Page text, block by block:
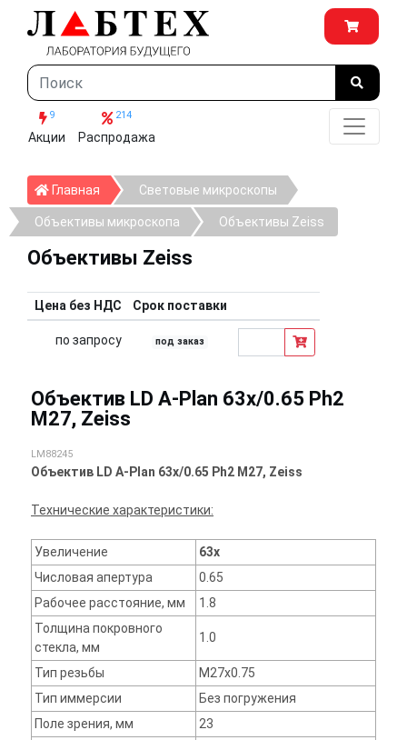
9
Акции
214
Распродажа
Главная ГлавнаяСветовые микроскопы
Объективы микроскопа Объективы Zeiss
Объективы Zeiss
Цена без НДС Срок поставки
по запросу под заказ
Объектив LD A-Plan 63x/0.65 Ph2
M27, Zeiss
LM88245
Объектив LD A-Plan 63x/0.65 Ph2 M27, Zeiss
Технические характеристики:
Увеличение
63x
Числовая апертура
0.65
Рабочее расстояние, мм
1.8
Толщина покровного
стекла, мм
1.0
Тип резьбы
M27x0.75
Тип иммерсии
Без погружения
Поле зрения, мм
23